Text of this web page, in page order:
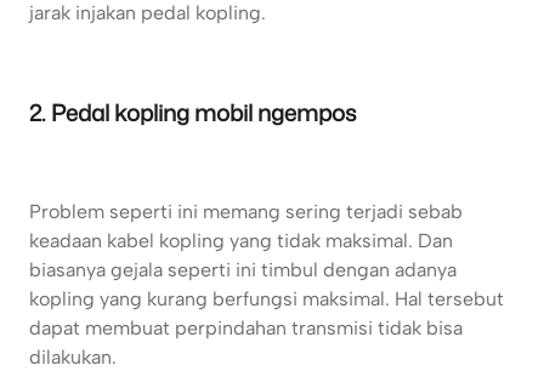
jarak injakan pedal kopling.
2. Pedal kopling mobil ngempos
Problem seperti ini memang sering terjadi sebab
keadaan kabel kopling yang tidak maksimal. Dan
biasanya gejala seperti ini timbul dengan adanya
kopling yang kurang berfungsi maksimal. Hal tersebut
dapat membuat perpindahan transmisi tidak bisa
dilakukan.